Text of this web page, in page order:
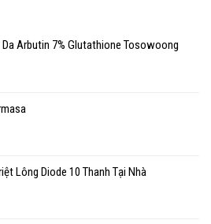
Da Arbutin 7% Glutathione Tosowoong
Lông Diode 10 Thanh Tại Nhà